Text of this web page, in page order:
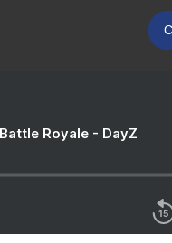
Royale - DayZ